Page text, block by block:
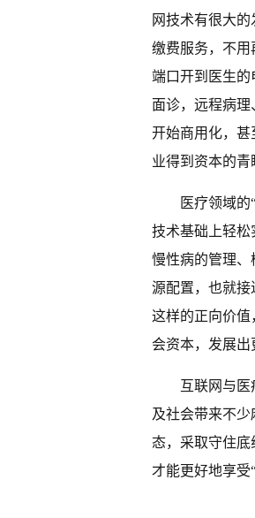
网技术有很大
缴费服务，不
端口开到医生
面诊，远程病
开始商用化，甚
业得到资本的青
医疗领域
技术基础上轻松
慢性病的管理
源配置，也就
这样的正向价
会资本，发展出
互联网与
及社会带来不少
态，采取守住底
才能更好地享受